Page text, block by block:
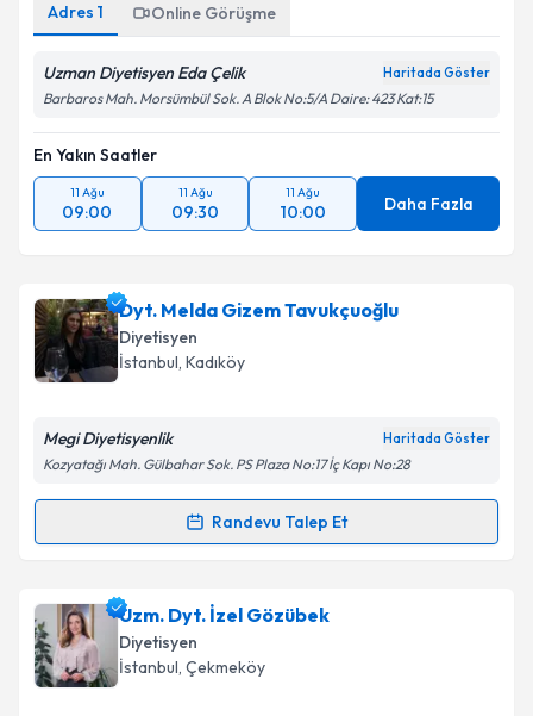
Adres 1 Online Görüşme
Uzman Diyetisyen Eda Çelik Haritada Göster
Barbaros Mah. Morsümbül Sok. A Blok No:5/A Daire: 423 Kat:15
En Yakın Saatler
11 Ağu
09:00
11 Ağu
09:30
11 Ağu
10:00 Daha Fazla
Dyt. Melda Gizem Tavukçuoğlu
Diyetisyen
İstanbul, Kadıköy
Megi Diyetisyenlik Haritada Göster
Kozyatağı Mah. Gülbahar Sok. PS Plaza No:17 İç Kapı No:28
Randevu Talep Et
Randevu Takvimi Talebi
Dyt. Melda Gizem Tavukçuoğlu
talebi oluşturun. Size bu uzmandan randevu almanız
için bir takvim hazırlandığında e-posta ile
bilgilendireceğiz.
Uzm. Dyt. İzel Gözübek
Diyetisyen
İstanbul, Çekmeköy